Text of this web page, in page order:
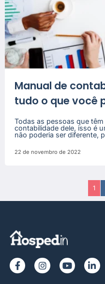
Manual de
tudo o que você
Todas as pessoas que
contabilidade dele, isso é
não poderia ser diferente,
22 de novembro de 2022
1